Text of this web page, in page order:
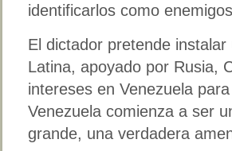
identificarlos como
El dictador pretende
Latina, apoyado por Rusia,
intereses en Venezuela
Venezuela comienza a ser
grande, una verdadera